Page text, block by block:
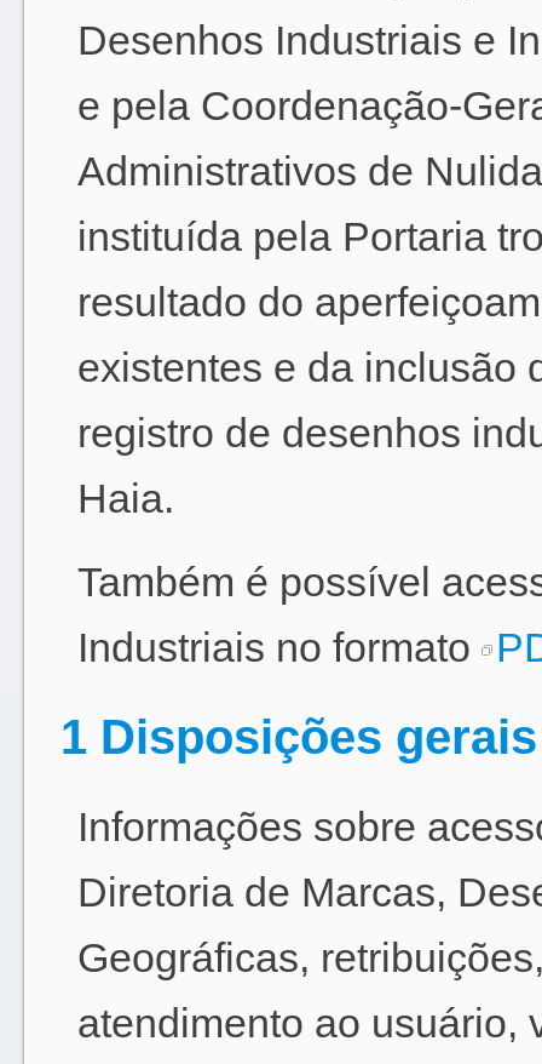
Desenhos Industriais e
e pela Coordenação-
Administrativos de
instituída pela Portaria
resultado do
existentes e da inclusão
registro de desenhos
Haia.
Também é possível
Industriais no formato
1 Disposições gerais
Informações sobre
Diretoria de Marcas,
Geográficas,
atendimento ao usuário,